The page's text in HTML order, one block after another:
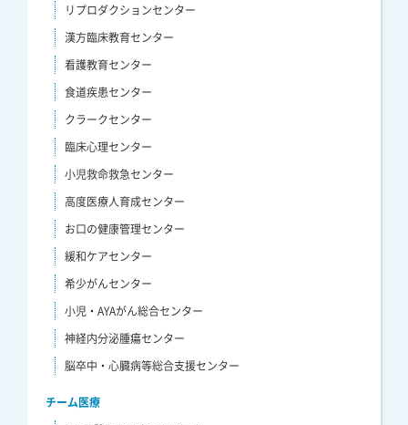
リプロダクションセンター
漢方臨床教育センター
看護教育センター
食道疾患センター
クラークセンター
臨床心理センター
小児救命救急センター
高度医療人育成センター
お口の健康管理センター
緩和ケアセンター
希少がんセンター
小児・AYAがん総合センター
神経内分泌腫瘍センター
脳卒中・心臓病等総合支援センター
チーム医療